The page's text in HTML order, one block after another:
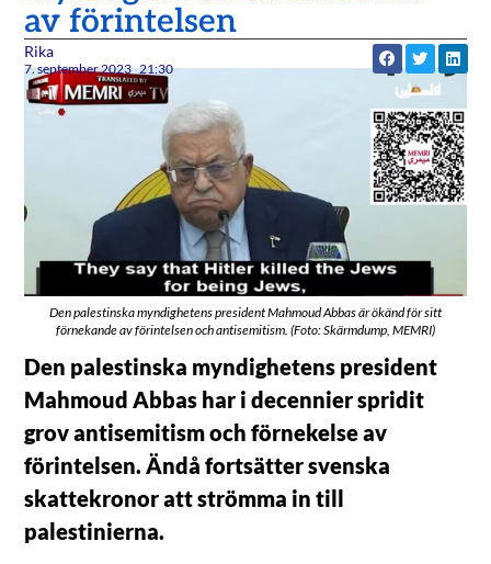
av förintelsen
Rika
7. september 2023 21:30
Den palestinska myndighetens president Mahmoud Abbas är ökänd för sitt
förnekande av förintelsen och antisemitism. (Foto: Skärmdump, MEMRI)
Den palestinska myndighetens president
Mahmoud Abbas har i decennier spridit
grov antisemitism och förnekelse av
förintelsen. Ändå fortsätter svenska
skattekronor att strömma in till
palestinierna.